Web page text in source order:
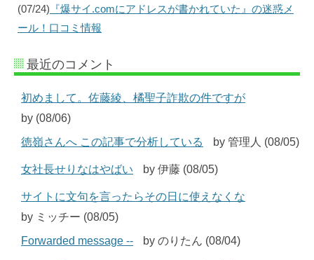
(07/24) 『爆サイ.comにアドレスが書かれていた』の迷惑メ
ール！口コミ情報
最近のコメント
初めまして。佐藤綾、橘聖子詐欺の件ですが
by (08/06)
徳嶺さんへ この記事で分析している
by 管理人 (08/05)
女社長せりなはやばい by 伊藤 (08/05)
サイトに文句を言ったらその日に使えなくな
by ミッチー (08/05)
Forwarded message --
by のりたん (08/04)